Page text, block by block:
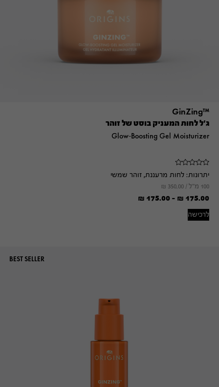
™GinZing
ג'ל לחות המעניק בוסט של זוהר
Glow-Boosting Gel Moisturizer
יתרונות: לחות מרעננת, זוהר שמשי
100 מ"ל / ₪ 350.00
₪ 175.00
-
₪ 175.00
לרכישה
BEST SELLER